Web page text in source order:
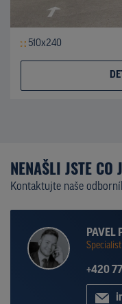
510x240
NENAŠLI JSTE CO
Kontaktujte naše
PAVEL
+420